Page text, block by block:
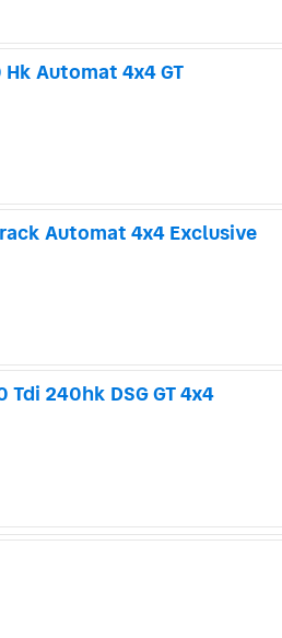
Automat 4x4 GT
Automat 4x4 Exclusive
240hk DSG GT 4x4